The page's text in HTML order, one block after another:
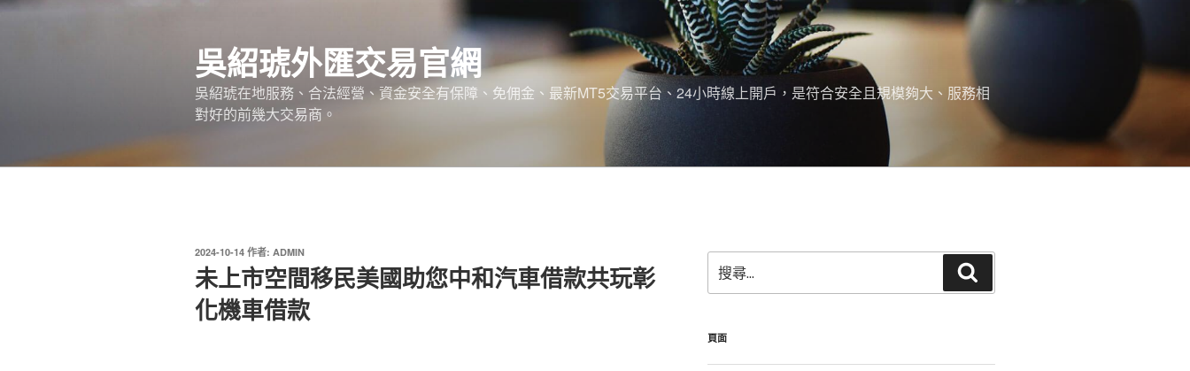
跳
吳紹琥外匯交易官網
吳紹琥在地服務、合法經營、資金安全有保障、免佣金、最新MT5交易平台、24小時線上開戶，是符合安全且規模夠大、服務相
對好的前幾大交易商。
發
於
2024-10-14 作者: ADMIN
未上市空間移民美國助您中和汽車借款共玩彰
化機車借款
尋
關
字:
尋
頁面